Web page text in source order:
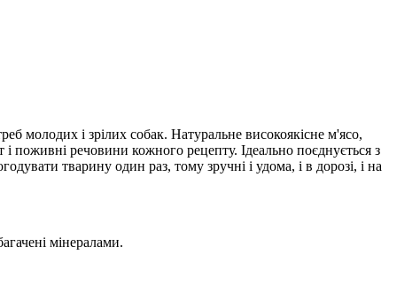
молодих і зрілих собак. Натуральне високоякісне м'ясо,
речовини кожного рецепту. Ідеально поєднується з
тварину один раз, тому зручні і удома, і в дорозі, і на
мінералами.